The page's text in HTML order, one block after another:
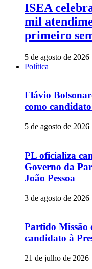
ISEA
mil
primeiro
5 de agosto de 2026
Política
Flávio
como
5 de agosto de 2026
PL oficializa
Governo da
João Pessoa
3 de agosto de 2026
Partido Missão
candidato à
21 de julho de 2026